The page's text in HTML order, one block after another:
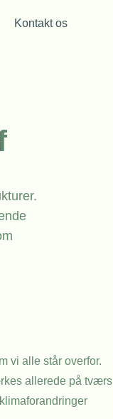
Kontakt os
vi alle står overfor.
allerede på tværs